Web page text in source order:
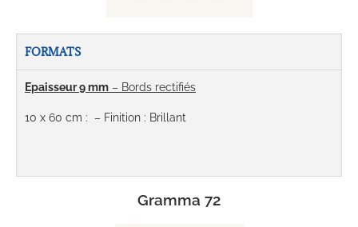
FORMATS
Epaisseur 9 mm – Bords rectifiés
10 x 60 cm : – Finition : Brillant
Gramma 72